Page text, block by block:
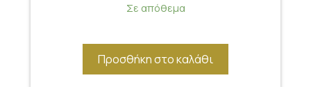
Σε απόθεμα
Προσθήκη στο καλάθι